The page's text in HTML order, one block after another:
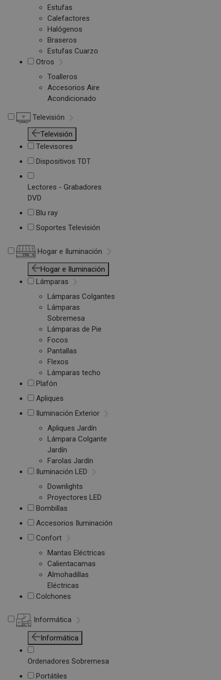
Estufas
Calefactores
Halógenos
Braseros
Estufas Cuarzo
Otros
Toalleros
Accesorios Aire
Acondicionado
Televisión
Televisión
Televisores
Dispositivos TDT
Lectores - Grabadores
DVD
Blu ray
Soportes Televisión
Hogar e Iluminación
Hogar e Iluminación
Lámparas
Lámparas Colgantes
Lámparas
Sobremesa
Lámparas de Pie
Focos
Pantallas
Flexos
Lámparas techo
Plafón
Apliques
Iluminación Exterior
Apliques Jardín
Lámpara Colgante
Jardín
Farolas Jardín
Iluminación LED
Downlights
Proyectores LED
Bombillas
Accesorios Iluminación
Confort
Mantas Eléctricas
Calientacamas
Almohadillas
Eléctricas
Colchones
Informática
Informática
Ordenadores Sobremesa
Portátiles